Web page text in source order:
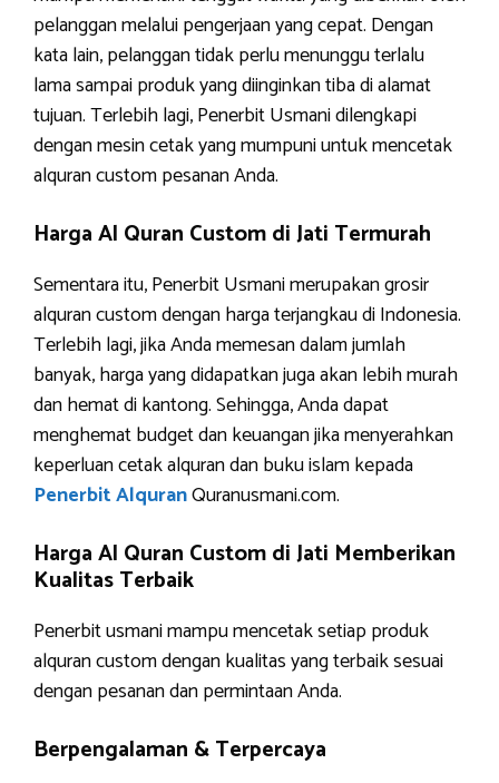
pelanggan melalui pengerjaan yang cepat. Dengan
kata lain, pelanggan tidak perlu menunggu terlalu
lama sampai produk yang diinginkan tiba di alamat
tujuan. Terlebih lagi, Penerbit Usmani dilengkapi
dengan mesin cetak yang mumpuni untuk mencetak
alquran custom pesanan Anda.
Harga Al Quran Custom di Jati Termurah
Sementara itu, Penerbit Usmani merupakan grosir
alquran custom dengan harga terjangkau di Indonesia.
Terlebih lagi, jika Anda memesan dalam jumlah
banyak, harga yang didapatkan juga akan lebih murah
dan hemat di kantong. Sehingga, Anda dapat
menghemat budget dan keuangan jika menyerahkan
keperluan cetak alquran dan buku islam kepada
Penerbit AlquranQuranusmani.com.
Harga Al Quran Custom di Jati Memberikan
Kualitas Terbaik
Penerbit usmani mampu mencetak setiap produk
alquran custom dengan kualitas yang terbaik sesuai
dengan pesanan dan permintaan Anda.
Berpengalaman & Terpercaya